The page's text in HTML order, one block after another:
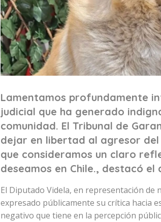
Lamentamos profundamente
judicial que ha generado
comunidad. El Tribunal de
dejar en libertad al agresor
que consideramos un claro
deseamos en Chile., destacó el
El Diputado Videla, en representación de
expresado públicamente su crítica hacia
negativo que tiene en la percepción